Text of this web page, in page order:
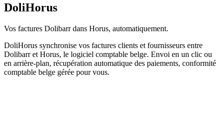
DoliHorus
Vos factures Dolibarr dans Horus, automatiquement.
DoliHorus synchronise vos factures clients et fournisseurs entre
Dolibarr et Horus, le logiciel comptable belge. Envoi en un clic ou
en arrière-plan, récupération automatique des paiements, conformité
comptable belge gérée pour vous.